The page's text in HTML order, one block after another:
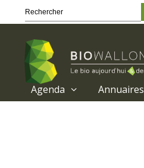
Agenda Annuaires